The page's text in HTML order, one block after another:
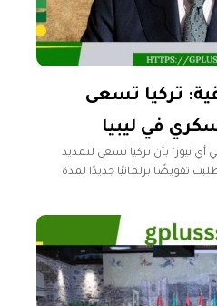
تركيا تسعى
في ليبيا
أي نيوز" بأن تركيا تسعى لتمديد
تفويضًا برلمانيًا جديدًا لمدة
وأوضحت الوكالة